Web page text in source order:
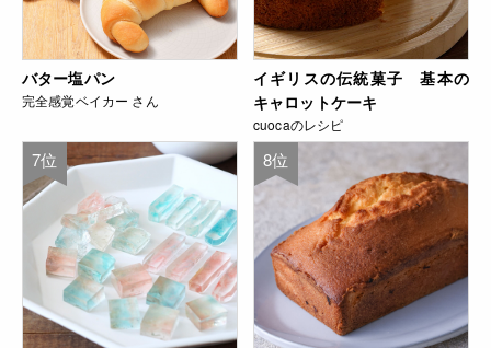
バター塩パン
完全感覚ベイカー さん
イギリスの伝統菓子 基本の
キャロットケーキ
cuocaのレシピ
7位 8位